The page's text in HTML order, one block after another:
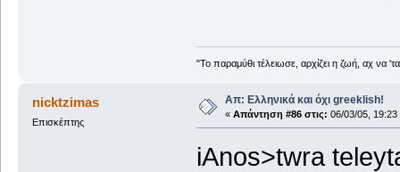
"Το παραμύθι τέλειωσε, αρχίζει η ζωή, αχ να
nicktzimas
Επισκέπτης
Απ: Ελληνικά και όχι greeklish!
« Απάντηση #86 στις: 06/03/05, 19:23
iAnos>twra